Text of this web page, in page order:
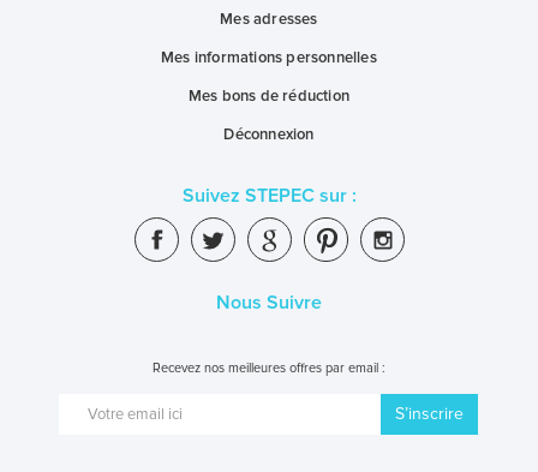
Mes adresses
Mes informations personnelles
Mes bons de réduction
Déconnexion
Suivez STEPEC sur :
Nous Suivre
Recevez nos meilleures offres par email :
S’inscrire